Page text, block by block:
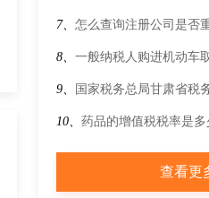
项税额？
7、 怎么查询注册公司是否
8、 一般纳税人购进机动车
发票的，如何抵扣进项税额
9、 国家税务总局甘肃省税
数据共享条例》
10、 药品的增值税税率是多
查看更